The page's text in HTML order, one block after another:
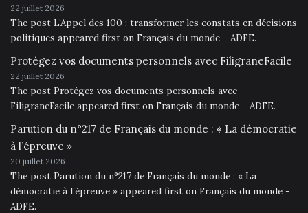
22 juillet 2026
The post L’Appel des 100 : transformer les constats en décisions
politiques appeared first on Français du monde - ADFE.
Protégez vos documents personnels avec FiligraneFacile
22 juillet 2026
The post Protégez vos documents personnels avec
FiligraneFacile appeared first on Français du monde - ADFE.
Parution du n°217 de Français du monde : « La démocratie
à l’épreuve »
20 juillet 2026
The post Parution du n°217 de Français du monde : « La
démocratie à l’épreuve » appeared first on Français du monde -
ADFE.